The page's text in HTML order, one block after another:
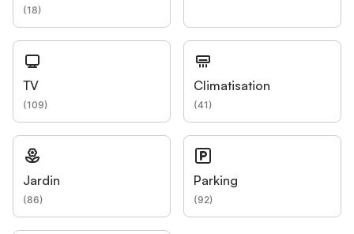
(18)
TV
(109)
Climatisation
(41)
Jardin
(86)
Parking
(92)